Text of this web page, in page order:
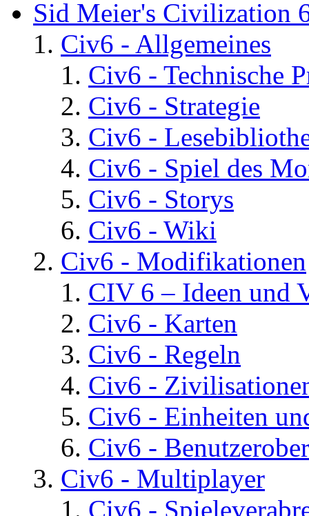
Sid Meier's Civilization
Civ6 - Allgemeines
Civ6 - Technische
Civ6 - Strategie
Civ6 -
Civ6 - Spiel des
Civ6 - Storys
Civ6 - Wiki
Civ6 - Modifikationen
CIV 6 – Ideen und
Civ6 - Karten
Civ6 - Regeln
Civ6 -
Civ6 - Einheiten
Civ6 -
Civ6 - Multiplayer
Civ6 -